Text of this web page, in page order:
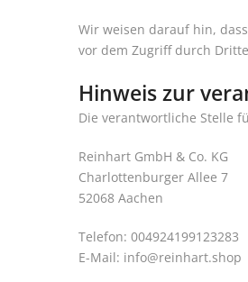
Wir weisen darauf hin,
vor dem Zugriff durch
Hinweis zur
Die verantwortliche Stelle
Reinhart GmbH & Co. KG
Charlottenburger Allee 7
52068 Aachen
Telefon: 004924199123283
E-Mail: info@reinhart.shop